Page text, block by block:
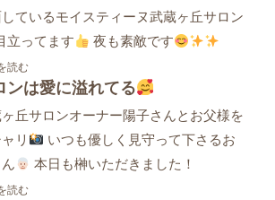
ているモイスティーヌ武蔵ヶ丘サロン
立ってます
夜も素敵です
読む
ンは愛に溢れてる
丘サロンオーナー陽子さんとお父様を
リ
いつも優しく見守って下さるお
本日も榊いただきました！
読む